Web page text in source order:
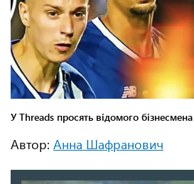
Автор: Анна Шафранович